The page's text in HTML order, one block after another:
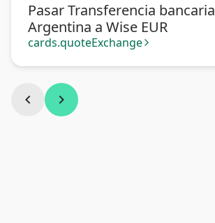
Pasar Transferencia bancaria
Argentina a Wise EUR
cards.quoteExchange arrow_forward_ios
chevron_left chevron_right